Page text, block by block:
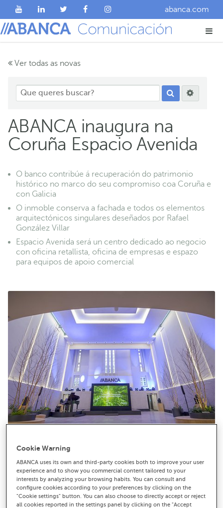
abanca.com
Ver todas as novas
ABANCA inaugura na
Coruña Espacio Avenida
O banco contribúe á recuperación do patrimonio
histórico no marco do seu compromiso coa Coruña e
con Galicia
O inmoble conserva a fachada e todos os elementos
arquitectónicos singulares deseñados por Rafael
González Villar
Espacio Avenida será un centro dedicado ao negocio
con oficina retallista, oficina de empresas e espazo
para equipos de apoio comercial
ABANCA.
Descarga en alta resolución
Cookie Warning
ABANCA uses its own and third-party cookies both to improve your user
experience and to show you commercial content tailored to your
interests by analyzing your browsing habits. You can consult and
configure cookies according to your preferences by clicking on the
"Cookie settings" button. You can also choose to directly accept or reject
all cookies reported in the settings panel by clicking on the "Accept